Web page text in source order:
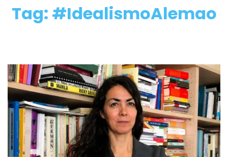
Tag: #IdealismoAlemao